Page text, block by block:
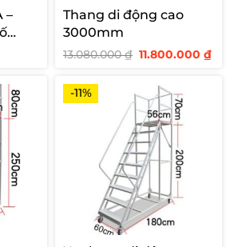
–
Thang di động cao
3000mm
13.080.000₫ Giá
13.080.000 ₫.
11.800.000₫Giá
-11%